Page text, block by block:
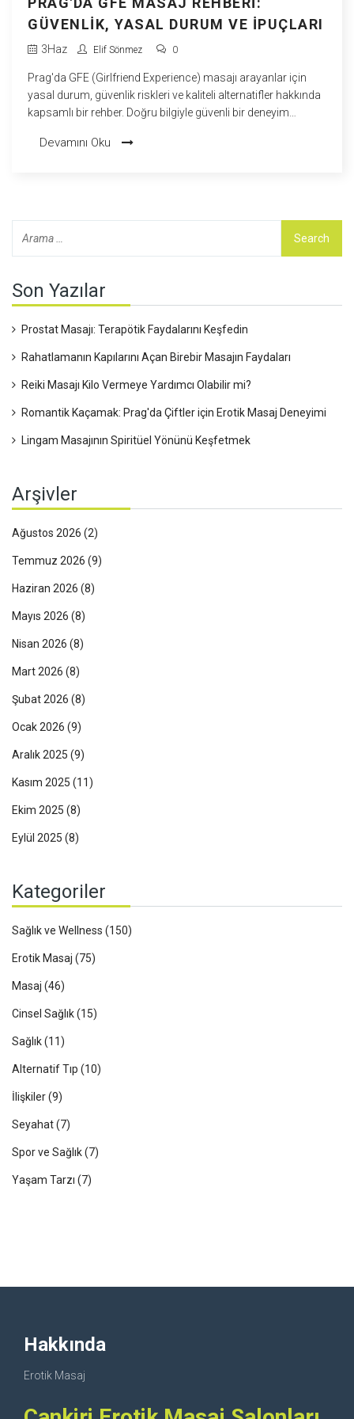
GÜVENLIK, YASAL DURUM VE İPUÇLARI
3Haz Elif Sönmez 0
Prag'da GFE (Girlfriend Experience) masajı arayanlar için
yasal durum, güvenlik riskleri ve kaliteli alternatifler hakkında
kapsamlı bir rehber. Doğru bilgiyle güvenli bir deneyim
Devamını Oku
Son Yazılar
Prostat Masajı: Terapötik Faydalarını Keşfedin
Rahatlamanın Kapılarını Açan Birebir Masajın Faydaları
Reiki Masajı Kilo Vermeye Yardımcı Olabilir mi?
Romantik Kaçamak: Prag'da Çiftler için Erotik Masaj Deneyimi
Lingam Masajının Spiritüel Yönünü Keşfetmek
Arşivler
Ağustos 2026 (2)
Temmuz 2026 (9)
Haziran 2026 (8)
Mayıs 2026 (8)
Nisan 2026 (8)
Mart 2026 (8)
Şubat 2026 (8)
Ocak 2026 (9)
Aralık 2025 (9)
Kasım 2025 (11)
Ekim 2025 (8)
Eylül 2025 (8)
Kategoriler
Sağlık ve Wellness (150)
Erotik Masaj (75)
Masaj (46)
Cinsel Sağlık(15)
Sağlık(11)
Alternatif Tıp (10)
İlişkiler(9)
Seyahat(7)
Spor ve Sağlık(7)
Yaşam Tarzı (7)
Hakkında
Erotik Masaj